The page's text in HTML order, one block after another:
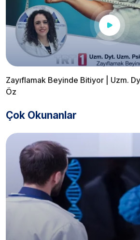
Zayıflamak Beyinde Bitiyor | Uzm.
Öz
Çok Okunanlar